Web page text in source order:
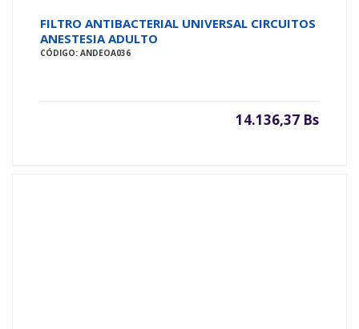
FILTRO ANTIBACTERIAL UNIVERSAL CIRCUITOS
ANESTESIA ADULTO
CÓDIGO: ANDEOA036
14.136,37 Bs